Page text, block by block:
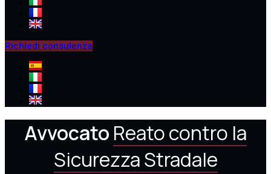
Richiedi consulenza
Avvocato Reato contro la
Sicurezza Stradale